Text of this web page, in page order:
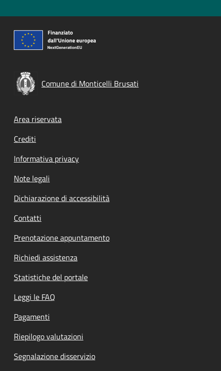
Comune di Monticelli Brusati
Footer menu
Area riservata
Crediti
Informativa privacy
Note legali
Dichiarazione di accessibilità
Contatti
Prenotazione appuntamento
Richiedi assistenza
Statistiche del portale
Leggi le FAQ
Pagamenti
Riepilogo valutazioni
Segnalazione disservizio